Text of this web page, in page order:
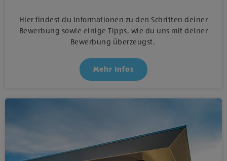
Hier findest du Informationen zu den Schritten deiner
Bewerbung sowie einige Tipps, wie du uns mit deiner
Bewerbung überzeugst.
Mehr Infos